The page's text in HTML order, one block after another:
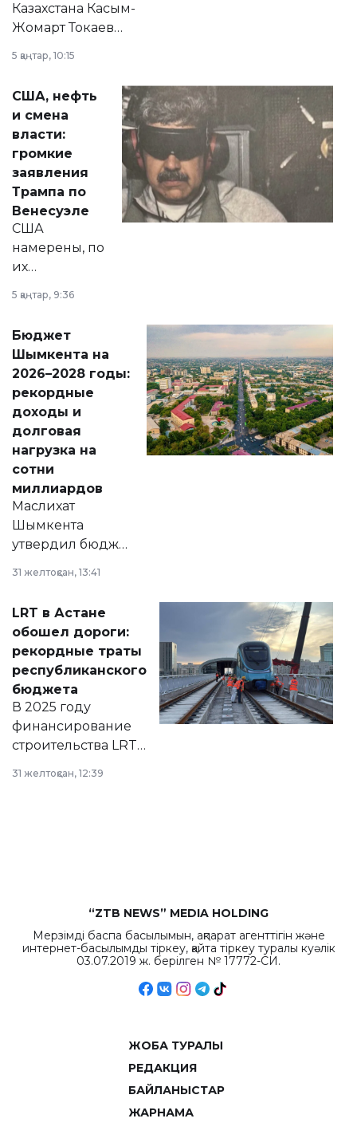
Казахстана Касым-
Жомарт Токаев
сразу несколько
актуальных тем —
от слухов о
политических
реформах до
вопросов армии,
экономики и
личного здоровья.
5 қаңтар, 10:15
США, нефть
и смена
власти:
громкие
заявления
Трампа по
Венесуэле
США
намерены, по
их
принести
народу
Венесуэлы.
5 қаңтар, 9:36
Бюджет
Шымкента на
2026–2028 годы:
рекордные
доходы и
долговая
нагрузка на
сотни
миллиардов
Маслихат
Шымкента
утвердил бюджет
2028 годы.
документ
появился в базе
нормативных
правовых актов и
на сайте маслихат
города.
31 желтоқсан, 13:41
LRT в Астане
обошел дороги:
рекордные траты
республиканского
бюджета
В 2025 году
финансирование
строительства LRT
республиканского
31 желтоқсан, 12:39
“ZTB NEWS” MEDIA HOLDING
Мерзімді баспа басылымын, ақпарат агенттігін және
интернет-басылымды тіркеу, қайта тіркеу туралы куәлік
03.07.2019 ж. берілген № 17772-СИ.
ЖОБА ТУРАЛЫ
РЕДАКЦИЯ
БАЙЛАНЫСТАР
ЖАРНАМА